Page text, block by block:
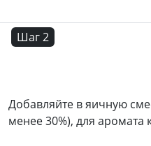
Шаг 2
Добавляйте в яичную
менее 30%), для аромата